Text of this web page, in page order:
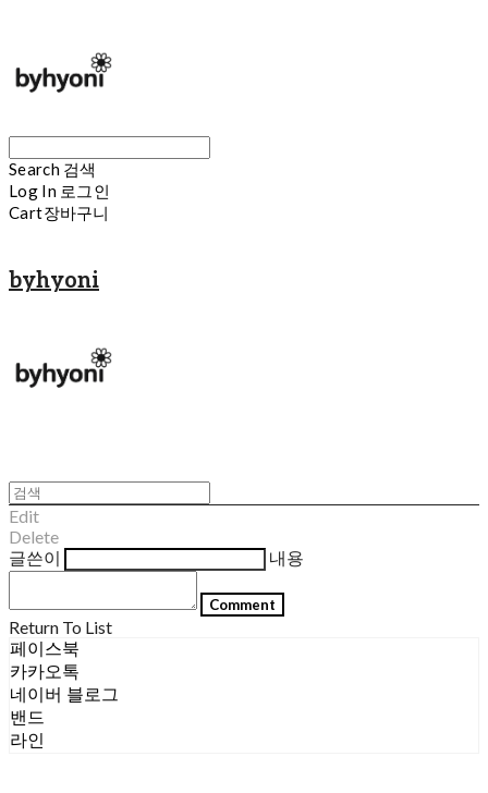
Search 검색
Log In 로그인
Cart장바구니
byhyoni
Edit
Delete
글쓴이
내용
Comment
Return To List
페이스북
카카오톡
네이버 블로그
밴드
라인